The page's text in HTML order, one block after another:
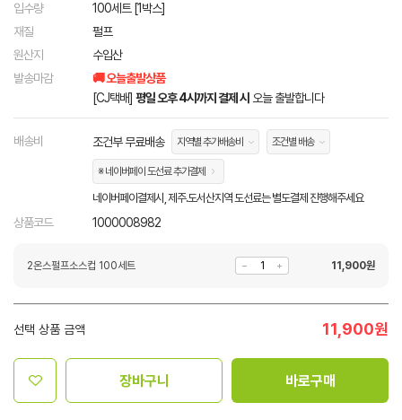
입수량
100세트 [1박스]
재질
펄프
원산지
수입산
발송마감
🚚 오늘출발상품
[CJ택배] 평일 오후 4시까지 결제 시 오늘 출발합니다
배송비 조건부 무료배송 지역별 추가배송비 조건별 배송
※ 네이버페이 도선료 추가결제
네이버페이결제시, 제주.도서산지역 도선료는 별도결제 진행해주세요
상품코드 1000008982
2온스펄프소스컵 100세트 11,900원
선택 상품 금액 11,900원
장바구니 바로구매